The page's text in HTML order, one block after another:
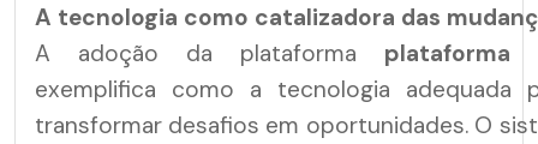
A tecnologia como catalizadora das
A adoção da plataforma plataforma
exemplifica como a tecnologia adequada
transformar desafios em oportunidades. O